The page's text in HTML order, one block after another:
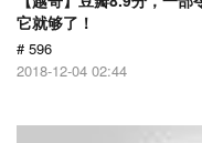
它就够了！
# 596
2018-12-04 02:44